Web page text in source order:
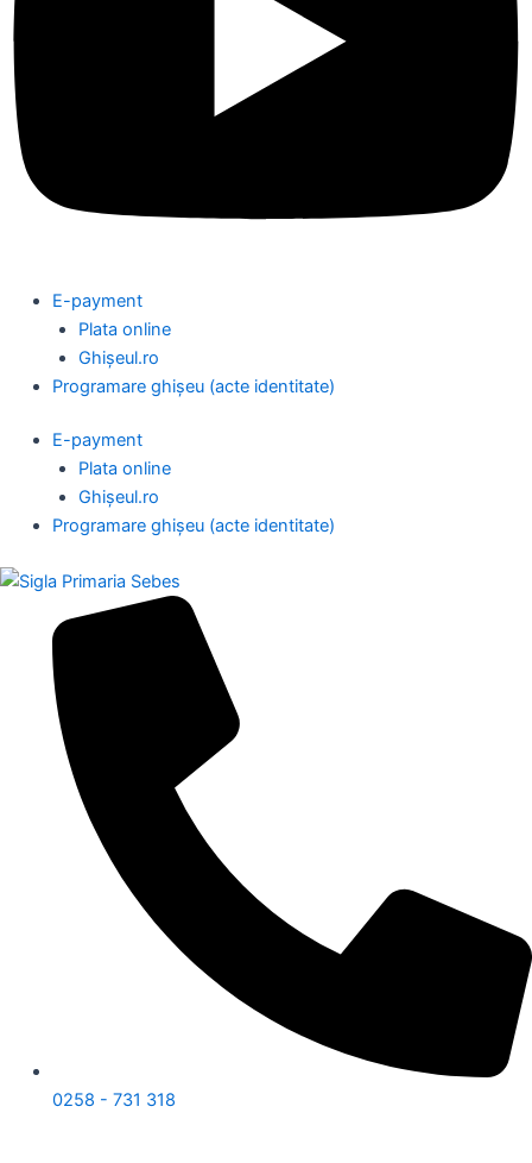
E-payment
Plata online
Ghișeul.ro
Programare ghișeu (acte identitate)
E-payment
Plata online
Ghișeul.ro
Programare ghișeu (acte identitate)
0258 - 731 318